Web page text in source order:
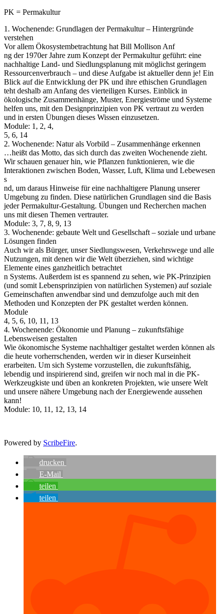
PK = Permakultur
1. Wochenende: Grundlagen der Permakultur – Hintergründe
verstehen
Vor allem Ökosystembetrachtung hat Bill Mollison Anf
ng der 1970er Jahre zum Konzept der Permakultur geführt: eine
nachhaltige Land- und Siedlungsplanung mit möglichst geringem
Ressourcenverbrauch – und diese Aufgabe ist aktueller denn je! Ein
Blick auf die Entwicklung der PK und ihre ethischen Grundlagen
teht deshalb am Anfang des vierteiligen Kurses. Einblick in
ökologische Zusammenhänge, Muster, Energieströme und Systeme
helfen uns, mit den Designprinzipien von PK vertraut zu werden
und in ersten Übungen dieses Wissen einzusetzen.
Module: 1, 2, 4,
5, 6, 14
2. Wochenende: Natur als Vorbild – Zusammenhänge erkennen
…heißt das Motto, das sich durch das zweiten Wochenende zieht.
Wir schauen genauer hin, wie Pflanzen funktionieren, wie die
Interaktionen zwischen Boden, Wasser, Luft, Klima und Lebewesen
s
nd, um daraus Hinweise für eine nachhaltigere Planung unserer
Umgebung zu finden. Diese natürlichen Grundlagen sind die Basis
jeder Permakultur-Gestaltung. Übungen und Recherchen machen
uns mit diesen Themen vertrauter.
Module: 3, 7, 8, 9, 13
3. Wochenende: gebaute Welt und Gesellschaft – soziale und urbane
Lösungen finden
Auch wir als Bürger, unser Siedlungswesen, Verkehrswege und alle
Nutzungen, mit denen wir die Welt überziehen, sind wichtige
Elemente eines ganzheitlich betrachtet
n Systems. Außerdem ist es spannend zu sehen, wie PK-Prinzipien
(und somit Lebensprinzipien von natürlichen Systemen) auf soziale
Gemeinschaften anwendbar sind und demzufolge auch mit den
Methoden und Konzepten der PK gestaltet werden können.
Module
4, 5, 6, 10, 11, 13
4. Wochenende: Ökonomie und Planung – zukunftsfähige
Lebensweisen gestalten
Wie ökonomische Systeme nachhaltiger gestaltet werden können als
die heute vorherrschenden, werden wir in dieser Kurseinheit
erarbeiten. Um sich Systeme vorzustellen, die zukunftsfähig,
lebendig und inspirierend sind, greifen wir noch mal in die PK-
Werkzeugkiste und üben an konkreten Projekten, wie unsere Welt
und unsere nähere Umgebung nach der Energiewende aussehen
kann!
Module: 10, 11, 12, 13, 14
Powered by ScribeFire.
drucken
E-Mail
teilen
teilen